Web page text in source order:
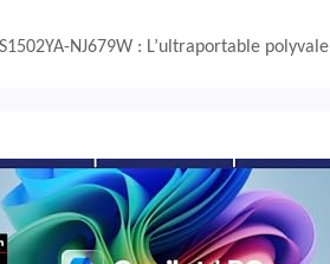
S1502YA-NJ679W : L’ultraportable